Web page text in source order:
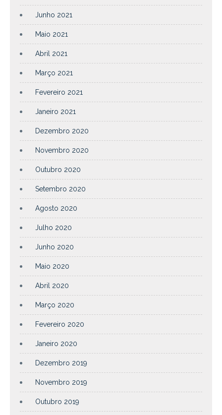
Junho 2021
Maio 2021
Abril 2021
Março 2021
Fevereiro 2021
Janeiro 2021
Dezembro 2020
Novembro 2020
Outubro 2020
Setembro 2020
Agosto 2020
Julho 2020
Junho 2020
Maio 2020
Abril 2020
Março 2020
Fevereiro 2020
Janeiro 2020
Dezembro 2019
Novembro 2019
Outubro 2019